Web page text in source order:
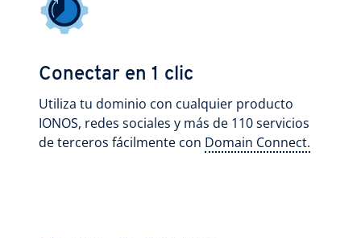
Conectar en 1 clic
Utiliza tu dominio con cualquier producto
IONOS, redes sociales y más de 110 servicios
de terceros fácilmente con Domain Connect.